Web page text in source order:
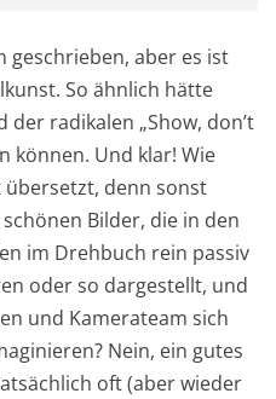
geschrieben, aber es ist
So ähnlich hätte
der radikalen „Show, don’t
können. Und klar! Wie
übersetzt, denn sonst
Bilder, die in den
im Drehbuch rein passiv
oder so dargestellt, und
und Kamerateam sich
Nein, ein gutes
oft (aber wieder